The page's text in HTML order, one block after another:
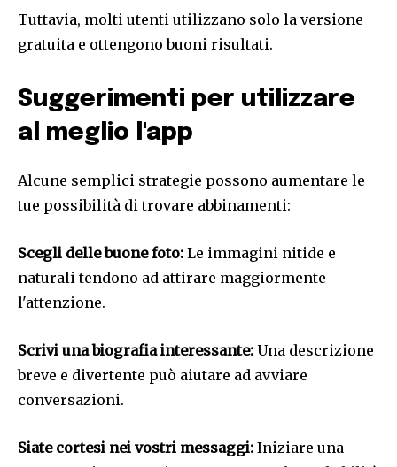
Tuttavia, molti utenti utilizzano solo la versione
gratuita e ottengono buoni risultati.
Suggerimenti per utilizzare
al meglio l'app
Alcune semplici strategie possono aumentare le
tue possibilità di trovare abbinamenti:
Scegli delle buone foto: Le immagini nitide e
naturali tendono ad attirare maggiormente
l'attenzione.
Scrivi una biografia interessante: Una descrizione
breve e divertente può aiutare ad avviare
conversazioni.
Siate cortesi nei vostri messaggi: Iniziare una